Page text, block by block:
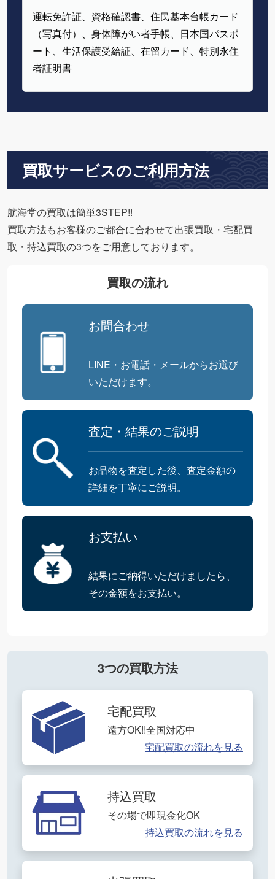
運転免許証、資格確認書、住民基本台帳カード
（写真付）、身体障がい者手帳、日本国パスポ
ート、生活保護受給証、在留カード、特別永住
者証明書
買取サービスのご利用方法
航海堂の買取は簡単3STEP!!
買取方法もお客様のご都合に合わせて出張買取・宅配買
取・持込買取の3つをご用意しております。
買取の流れ
お問合わせ
LINE・お電話・メールからお選び
いただけます。
査定・結果のご説明
お品物を査定した後、査定金額の
詳細を丁寧にご説明。
お支払い
結果にご納得いただけましたら、
その金額をお支払い。
3つの買取方法
宅配買取
遠方OK!!全国対応中
宅配買取の流れを見る
持込買取
その場で即現金化OK
持込買取の流れを見る